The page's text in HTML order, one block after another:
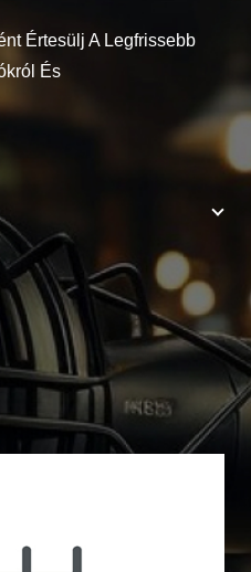
Értesülj A Legfrissebb
És